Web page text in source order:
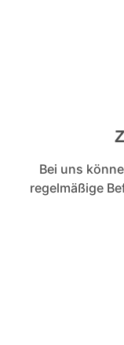
Bei uns
regelmäßige